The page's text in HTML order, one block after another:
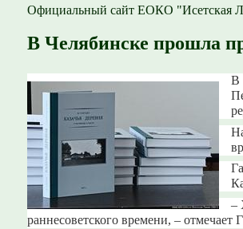
Официальный сайт ЕОКО "Исетская
В Челябинске прошла
В
–
раннесоветского времени, – отмечает